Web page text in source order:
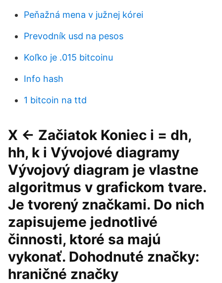
Peňažná mena v južnej kórei
Prevodník usd na pesos
Koľko je .015 bitcoinu
Info hash
1 bitcoin na ttd
X ← Začiatok Koniec i = dh,
hh, k i Vývojové diagramy
Vývojový diagram je vlastne
algoritmus v grafickom tvare.
Je tvorený značkami. Do nich
zapisujeme jednotlivé
činnosti, ktoré sa majú
vykonať. Dohodnuté značky:
hraničné značky